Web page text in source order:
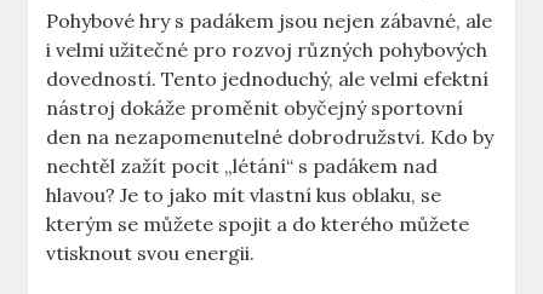
Pohybové hry s padákem jsou nejen zábavné, ale
i velmi užitečné pro rozvoj různých pohybových
dovedností. Tento jednoduchý, ale velmi efektní
nástroj dokáže proměnit obyčejný sportovní
den na nezapomenutelné dobrodružství. Kdo by
nechtěl zažít pocit „létání“ s padákem nad
hlavou? Je to jako mít vlastní kus oblaku, se
kterým se můžete spojit a do kterého můžete
vtisknout svou energii.